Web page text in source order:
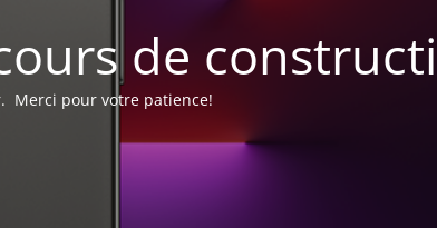
de
Merci pour votre patience!